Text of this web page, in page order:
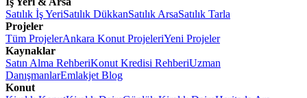
Satılık İş YeriSatılık DükkanSatılık ArsaSatılık Tarla
Projeler
Tüm ProjelerAnkara Konut ProjeleriYeni Projeler
Kaynaklar
Satın Alma RehberiKonut Kredisi RehberiUzman
DanışmanlarEmlakjet Blog
Konut